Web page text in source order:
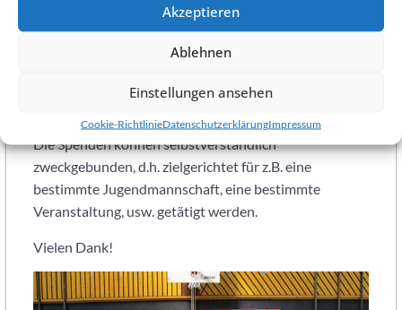
Akzeptieren
Ablehnen
Einstellungen ansehen
Cookie-RichtlinieDatenschutzerklärungImpressum
Geld- oder Sachspende getätigt wird.
natürlich auch gerne entgegengenommen. Für Geld-
und Sachspenden erhält jeder Spender eine
Die Spenden können selbstverständlich
zweckgebunden, d.h. zielgerichtet für z.B. eine
bestimmte Jugendmannschaft, eine bestimmte
Veranstaltung, usw. getätigt werden.
Vielen Dank!